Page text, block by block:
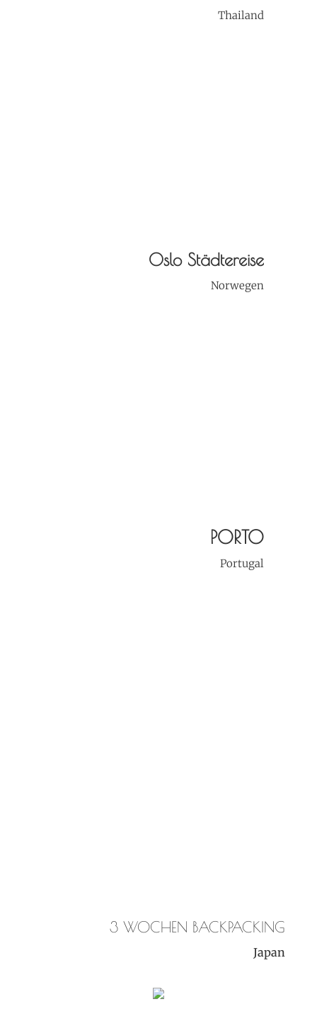
Thailand
Oslo Städtereise
Norwegen
PORTO
Portugal
3 WOCHEN BACKPACKING
Japan